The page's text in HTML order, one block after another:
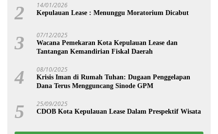
2 14/01/2026
Kepulauan Lease : Menunggu Moratorium Dicabut
3 07/12/2025
Wacana Pemekaran Kota Kepulauan Lease dan
Tantangan Kemandirian Fiskal Daerah
4 08/10/2025
Krisis Iman di Rumah Tuhan: Dugaan Penggelapan
Dana Terus Mengguncang Sinode GPM
5 25/09/2025
CDOB Kota Kepulauan Lease Dalam Prespektif Wisata